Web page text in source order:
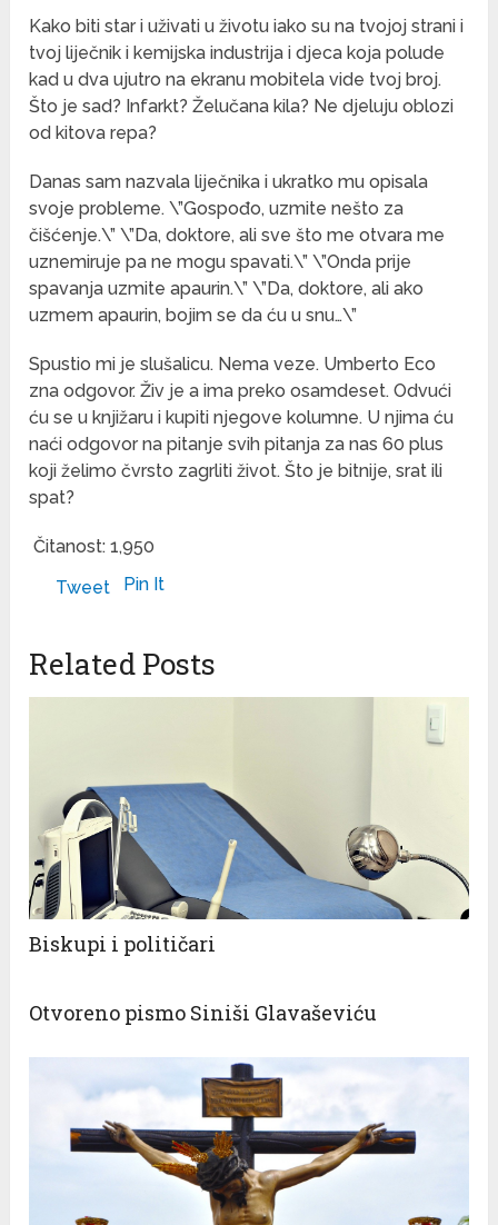
Kako biti star i uživati u životu iako su na tvojoj strani i
tvoj liječnik i kemijska industrija i djeca koja polude
kad u dva ujutro na ekranu mobitela vide tvoj broj.
Što je sad? Infarkt? Želučana kila? Ne djeluju oblozi
od kitova repa?
Danas sam nazvala liječnika i ukratko mu opisala
svoje probleme. \”Gospođo, uzmite nešto za
čišćenje.\” \”Da, doktore, ali sve što me otvara me
uznemiruje pa ne mogu spavati.\” \”Onda prije
spavanja uzmite apaurin.\” \”Da, doktore, ali ako
uzmem apaurin, bojim se da ću u snu…\”
Spustio mi je slušalicu. Nema veze. Umberto Eco
zna odgovor. Živ je a ima preko osamdeset. Odvući
ću se u knjižaru i kupiti njegove kolumne. U njima ću
naći odgovor na pitanje svih pitanja za nas 60 plus
koji želimo čvrsto zagrliti život. Što je bitnije, srat ili
spat?
Čitanost: 1,950
Tweet
Pin It
Related Posts
Biskupi i političari
Otvoreno pismo Siniši Glavaševiću